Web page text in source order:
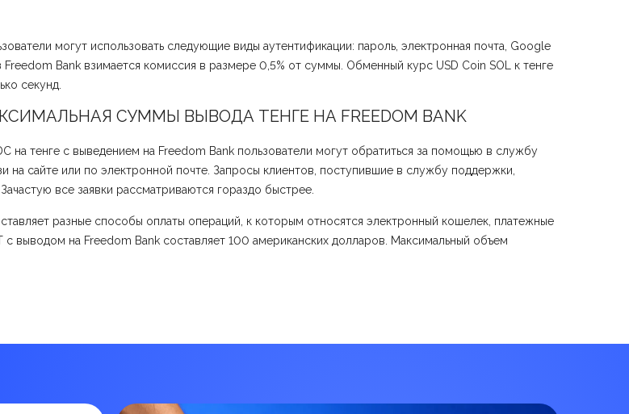
могут использовать следующие виды аутентификации: пароль, электронная почта, Google
Bank взимается комиссия в размере 0,5% от суммы. Обменный курс USD Coin SOL к тенге
секунд.
СУММЫ ВЫВОДА ТЕНГЕ НА FREEDOM BANK
на тенге с выведением на Freedom Bank пользователи могут обратиться за помощью в службу
сайте или по электронной почте. Запросы клиентов, поступившие в службу поддержки,
все заявки рассматриваются гораздо быстрее.
разные способы оплаты операций, к которым относятся электронный кошелек, платежные
выводом на Freedom Bank составляет 100 американских долларов. Максимальный объем